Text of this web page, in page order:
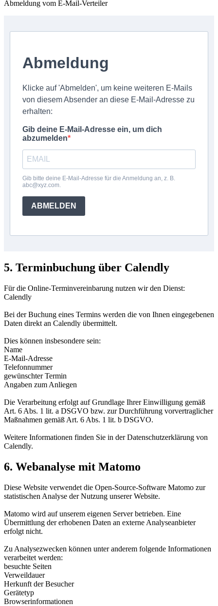
Abmeldung vom E-Mail-Verteiler
Abmeldung
Klicke auf 'Abmelden', um keine weiteren E-Mails
von diesem Absender an diese E-Mail-Adresse zu
erhalten:
Gib deine E-Mail-Adresse ein, um dich
abzumelden
Gib bitte deine E-Mail-Adresse für die Anmeldung an, z. B.
abc@xyz.com.
ABMELDEN
5. Terminbuchung über Calendly
Für die Online-Terminvereinbarung nutzen wir den Dienst:
Calendly
Bei der Buchung eines Termins werden die von Ihnen eingegebenen
Daten direkt an Calendly übermittelt.
Dies können insbesondere sein:
Name
E-Mail-Adresse
Telefonnummer
gewünschter Termin
Angaben zum Anliegen
Die Verarbeitung erfolgt auf Grundlage Ihrer Einwilligung gemäß
Art. 6 Abs. 1 lit. a DSGVO bzw. zur Durchführung vorvertraglicher
Maßnahmen gemäß Art. 6 Abs. 1 lit. b DSGVO.
Weitere Informationen finden Sie in der Datenschutzerklärung von
Calendly.
6. Webanalyse mit Matomo
Diese Website verwendet die Open-Source-Software Matomo zur
statistischen Analyse der Nutzung unserer Website.
Matomo wird auf unserem eigenen Server betrieben. Eine
Übermittlung der erhobenen Daten an externe Analyseanbieter
erfolgt nicht.
Zu Analysezwecken können unter anderem folgende Informationen
verarbeitet werden:
besuchte Seiten
Verweildauer
Herkunft der Besucher
Gerätetyp
Browserinformationen